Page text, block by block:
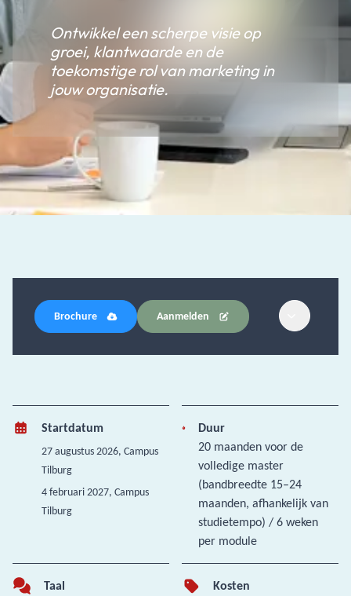
Ontwikkel een scherpe visie op
groei, klantwaarde en de
toekomstige rol van marketing in
jouw organisatie.
Brochure Aanmelden
Startdatum
27 augustus 2026, Campus
Tilburg
4 februari 2027, Campus
Tilburg
Duur
20 maanden voor de
volledige master
(bandbreedte 15–24
maanden, afhankelijk van
studietempo) / 6 weken
per module
Taal
Kosten